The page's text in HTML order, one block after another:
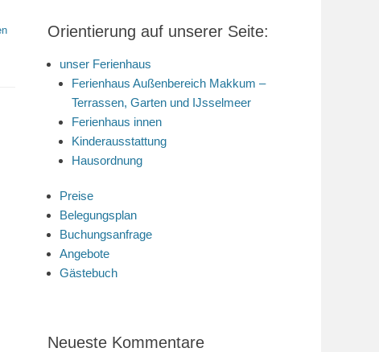
Orientierung auf unserer Seite:
unser Ferienhaus
Ferienhaus Außenbereich Makkum –
Terrassen, Garten und IJsselmeer
Ferienhaus innen
Kinderausstattung
Hausordnung
Preise
Belegungsplan
Buchungsanfrage
Angebote
Gästebuch
Neueste Kommentare